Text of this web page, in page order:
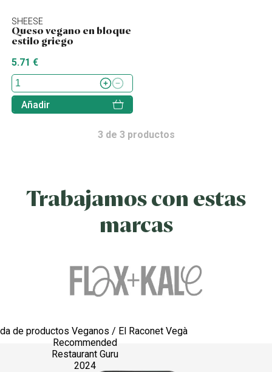
SHEESE
Queso vegano en bloque
estilo griego
5.71 €
Añadir
3 de 3 productos
Trabajamos con estas
marcas
de productos Veganos / El Raconet Vegà
Recommended
Restaurant Guru
2024